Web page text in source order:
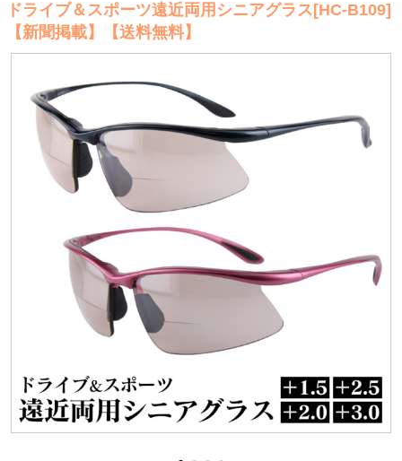
ドライブ＆スポーツ遠近両用シニアグラス[HC-B109]
【新聞掲載】【送料無料】